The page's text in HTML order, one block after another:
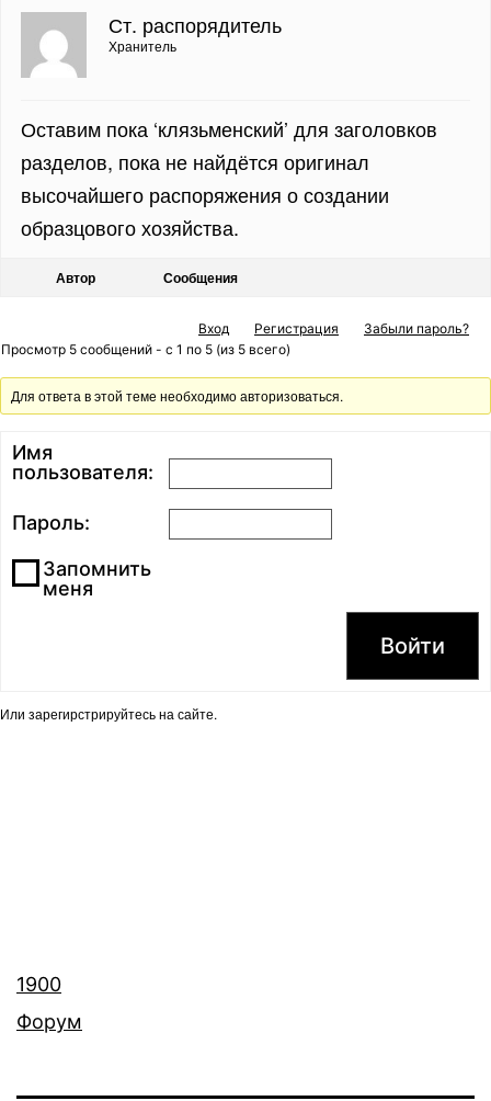
Ст. распорядитель
Хранитель
Оставим пока ‘клязьменский’ для заголовков
разделов, пока не найдётся оригинал
высочайшего распоряжения о создании
образцового хозяйства.
Автор Сообщения
Вход Регистрация
Забыли пароль?
Просмотр 5 сообщений - с 1 по 5 (из 5 всего)
Для ответа в этой теме необходимо авторизоваться.
Имя
пользователя:
Пароль:
Запомнить
меня
Войти
Или зарегирстрируйтесьна сайте.
1900
Форум